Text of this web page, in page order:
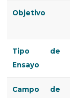
Objetivo
Tipo de
Ensayo
Campo de